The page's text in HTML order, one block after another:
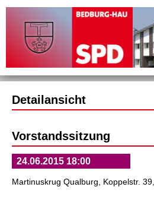
Detailansicht
Vorstandssitzung
24.06.2015 18:00
Martinuskrug Qualburg, Koppelstr.